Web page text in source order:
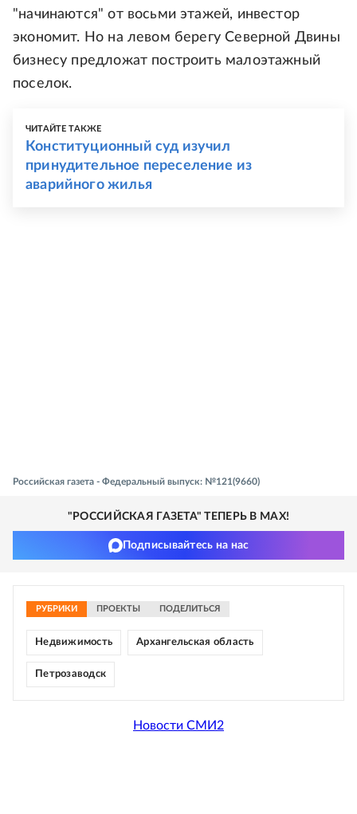
"начинаются" от восьми этажей, инвестор
экономит. Но на левом берегу Северной Двины
бизнесу предложат построить малоэтажный
поселок.
ЧИТАЙТЕ ТАКЖЕ
Конституционный суд изучил
принудительное переселение из
аварийного жилья
Российская газета - Федеральный выпуск: №121(9660)
"РОССИЙСКАЯ ГАЗЕТА" ТЕПЕРЬ В MAX!
Подписывайтесь на нас
РУБРИКИ ПРОЕКТЫ ПОДЕЛИТЬСЯ
Недвижимость Архангельская область
Петрозаводск
Новости СМИ2